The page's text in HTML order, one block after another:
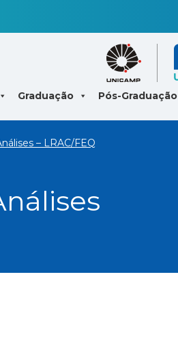
Graduação Pós-Graduação
– LRAC/FEQ